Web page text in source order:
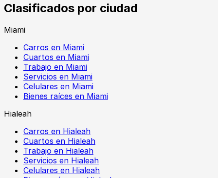
Clasificados por ciudad
Miami
Carros en Miami
Cuartos en Miami
Trabajo en Miami
Servicios en Miami
Celulares en Miami
Bienes raíces en Miami
Hialeah
Carros en Hialeah
Cuartos en Hialeah
Trabajo en Hialeah
Servicios en Hialeah
Celulares en Hialeah